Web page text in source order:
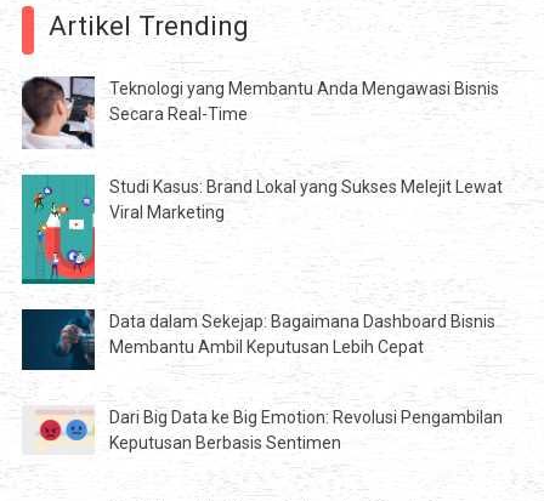
Artikel Trending
Teknologi yang Membantu Anda Mengawasi Bisnis
Secara Real-Time
Studi Kasus: Brand Lokal yang Sukses Melejit Lewat
Viral Marketing
Data dalam Sekejap: Bagaimana Dashboard Bisnis
Membantu Ambil Keputusan Lebih Cepat
Dari Big Data ke Big Emotion: Revolusi Pengambilan
Keputusan Berbasis Sentimen